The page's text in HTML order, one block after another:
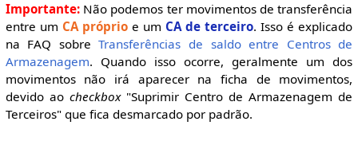
Importante:Não podemos ter movimentos de transferência
entre um CA próprioe um CA de terceiro. Isso é explicado
na FAQ sobreTransferências de saldo entre Centros de
Armazenagem. Quando isso ocorre, geralmente um dos
movimentos não irá aparecer na ficha de movimentos,
devido ao checkbox"Suprimir Centro de Armazenagem de
Terceiros" que fica desmarcado por padrão.